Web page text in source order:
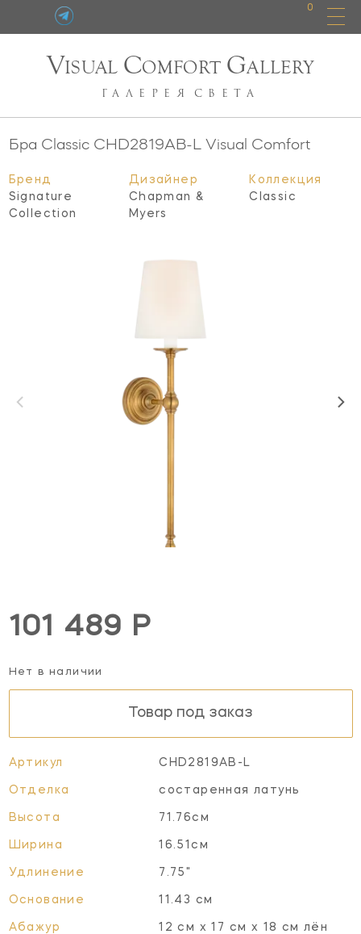
0
VISUAL COMFORT GALLERY
ГАЛЕРЕЯ СВЕТА
Бра Classic CHD2819AB-L Visual Comfort
Бренд
Signature
Collection
Дизайнер
Chapman &
Myers
Коллекция
Classic
101 489 Р
Нет в наличии
Товар под заказ
Артикул CHD2819AB-L
Отделка состаренная латунь
Высота 71.76см
Ширина 16.51см
Удлинение 7.75"
Основание 11.43 см
Абажур 12 см x 17 см x 18 см лён